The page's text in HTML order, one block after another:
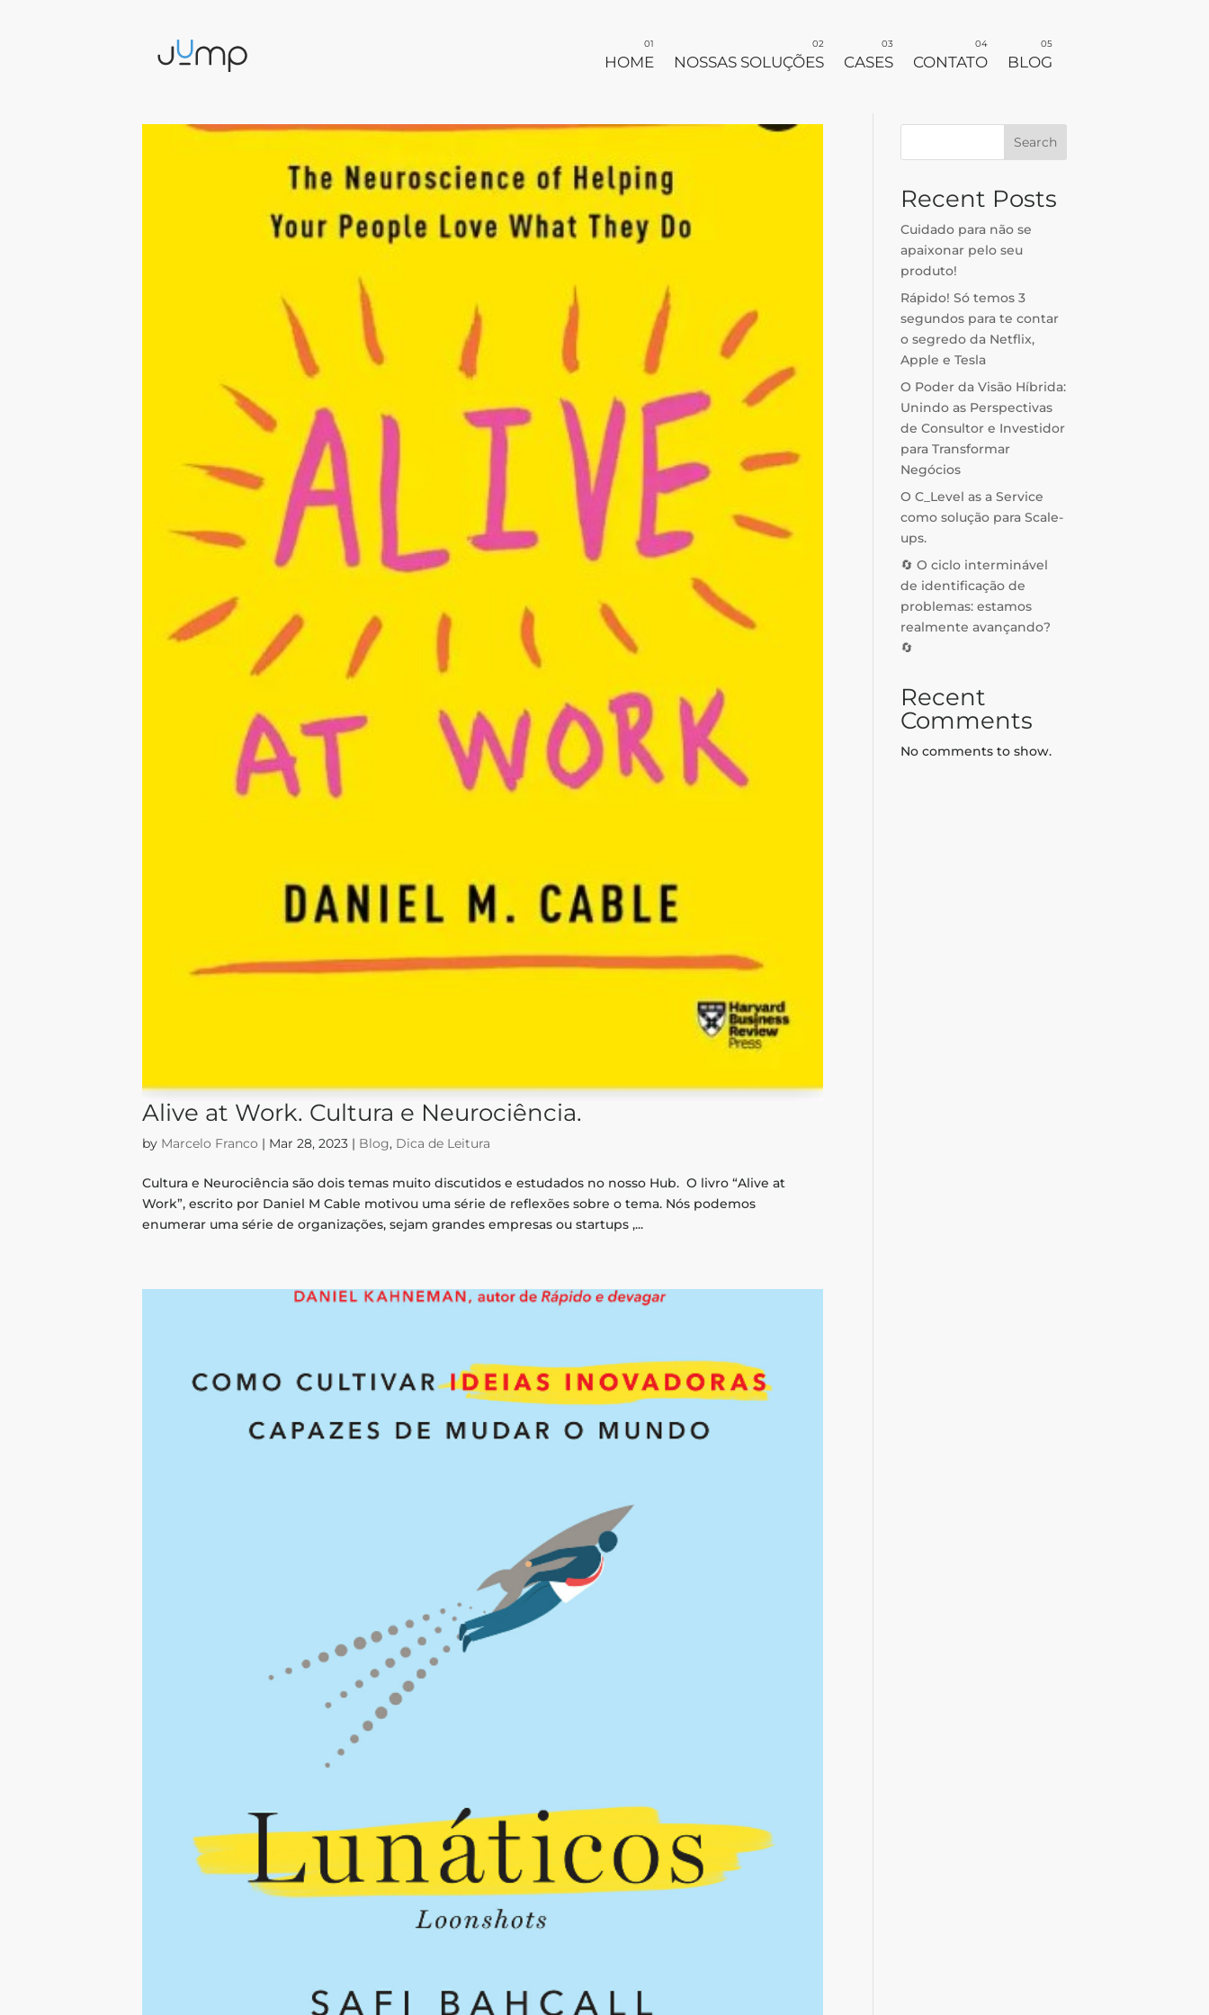
HOME NOSSAS SOLUÇÕES CASES CONTATO BLOG
Alive at Work. Cultura e Neurociência.
by Marcelo Franco | Mar 28, 2023 | Blog, Dica de Leitura
Cultura e Neurociência são dois temas muito discutidos e estudados no nosso Hub. O livro “Alive at
Work”, escrito por Daniel M Cable motivou uma série de reflexões sobre o tema. Nós podemos
enumerar uma série de organizações, sejam grandes empresas ou startups ,...
Search
Recent Posts
Cuidado para não se
apaixonar pelo seu
produto!
Rápido! Só temos 3
segundos para te contar
o segredo da Netflix,
Apple e Tesla
O Poder da Visão Híbrida:
Unindo as Perspectivas
de Consultor e Investidor
para Transformar
Negócios
O C_Level as a Service
como solução para Scale-
ups.
🔄 O ciclo interminável
de identificação de
problemas: estamos
realmente avançando?
🔄
Recent
Comments
No comments to show.